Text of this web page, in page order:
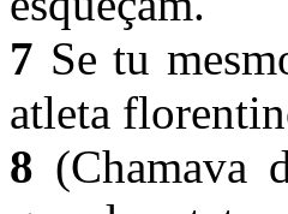
7 Se tu
atleta
8 (Chamava